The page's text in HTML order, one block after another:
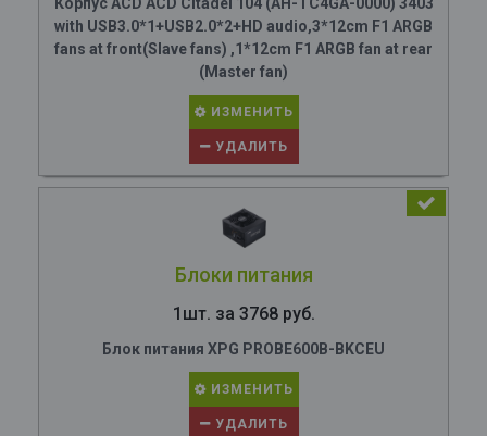
with USB3.0*1+USB2.0*2+HD audio,3*12cm F1 ARGB
fans at front(Slave fans) ,1*12cm F1 ARGB fan at rear
(Master fan)
ИЗМЕНИТЬ
УДАЛИТЬ
Блоки питания
1шт. за 3768 руб.
Блок питания XPG PROBE600B-BKCEU
ИЗМЕНИТЬ
УДАЛИТЬ